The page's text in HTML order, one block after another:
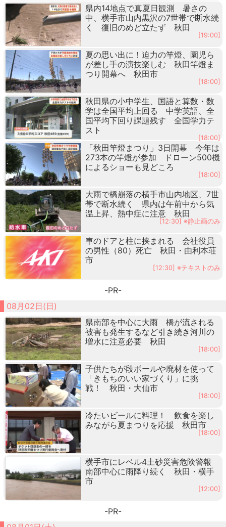
県内14地点で真夏日観測 暑さの
中、横手市山内黒沢の7世帯で断水続
く 復旧のめど立たず 秋田
[19:00]
夏の思い出に！迫力の竿燈、園児ら
が差し手の演技楽しむ 秋田竿燈ま
つり開幕へ 秋田市
[18:00]
秋田県の小中学生、国語と算数・数
学は全国平均上回る 中学英語、全
国平均下回り課題残す 全国学力テ
スト
[18:00]
「秋田竿燈まつり」3日開幕 今年は
273本の竿燈が参加 ドローン500機
によるショーも見どころ
[18:00]
大雨で橋崩落の横手市山内地区、7世
帯で断水続く 県内は午前中から気
温上昇、熱中症に注意 秋田
[12:30] ※静止画のみ
車のドアと柱に挟まれる 会社役員
の男性（80）死亡 秋田・由利本荘
市
[12:30] ※テキストのみ
-PR-
08月02日(日)
県南部を中心に大雨 橋が流される
被害も発生するなど引き続き河川の
増水に注意必要 秋田
[18:00]
子供たちが段ボールや廃材を使って
「きもちのいい家づくり」に挑
戦！ 秋田・大仙市
[18:00]
冷たいビールに料理！ 飲食を楽し
みながら夏まつりを応援 秋田市
[18:00]
横手市にレベル4土砂災害危険警報
南部中心に雨降り続く 秋田・横手
市
[12:00]
-PR-